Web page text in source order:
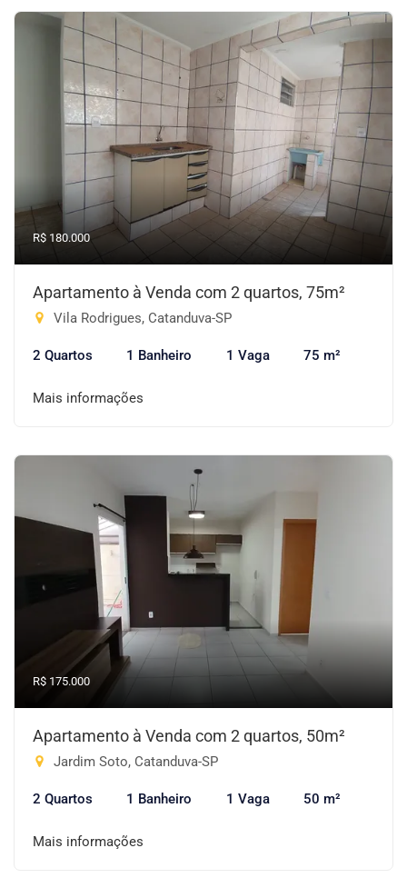
R$ 180.000
Apartamento à Venda com 2 quartos, 75m²
Vila Rodrigues, Catanduva-SP
2 Quartos 1 Banheiro 1 Vaga 75 m²
Mais informações
R$ 175.000
Apartamento à Venda com 2 quartos, 50m²
Jardim Soto, Catanduva-SP
2 Quartos 1 Banheiro 1 Vaga 50 m²
Mais informações